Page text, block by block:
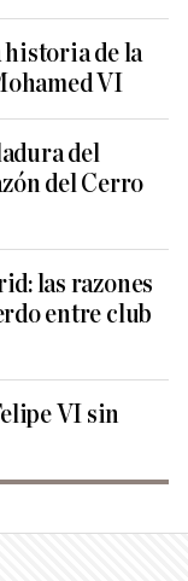
historia de la
VI
del
del Cerro
las razones
entre club
VI sin